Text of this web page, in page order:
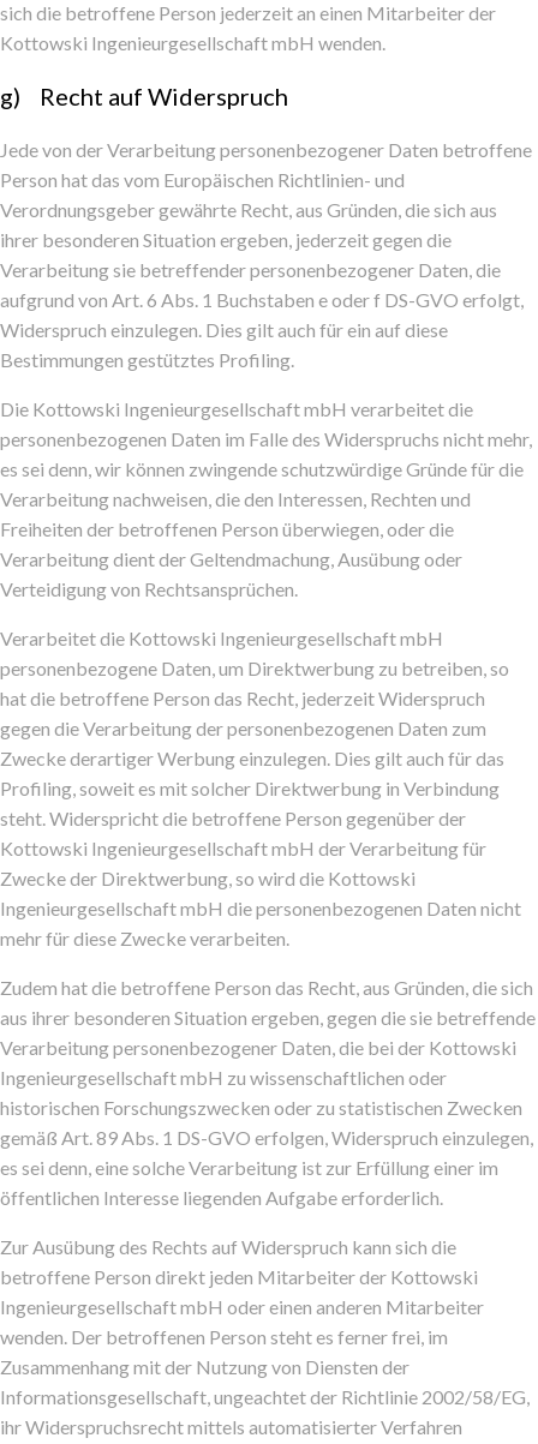
sich die betroffene Person jederzeit an einen Mitarbeiter der
Kottowski Ingenieurgesellschaft mbH wenden.
g) Recht auf Widerspruch
Jede von der Verarbeitung personenbezogener Daten betroffene
Person hat das vom Europäischen Richtlinien- und
Verordnungsgeber gewährte Recht, aus Gründen, die sich aus
ihrer besonderen Situation ergeben, jederzeit gegen die
Verarbeitung sie betreffender personenbezogener Daten, die
aufgrund von Art. 6 Abs. 1 Buchstaben e oder f DS-GVO erfolgt,
Widerspruch einzulegen. Dies gilt auch für ein auf diese
Bestimmungen gestütztes Profiling.
Die Kottowski Ingenieurgesellschaft mbH verarbeitet die
personenbezogenen Daten im Falle des Widerspruchs nicht mehr,
es sei denn, wir können zwingende schutzwürdige Gründe für die
Verarbeitung nachweisen, die den Interessen, Rechten und
Freiheiten der betroffenen Person überwiegen, oder die
Verarbeitung dient der Geltendmachung, Ausübung oder
Verteidigung von Rechtsansprüchen.
Verarbeitet die Kottowski Ingenieurgesellschaft mbH
personenbezogene Daten, um Direktwerbung zu betreiben, so
hat die betroffene Person das Recht, jederzeit Widerspruch
gegen die Verarbeitung der personenbezogenen Daten zum
Zwecke derartiger Werbung einzulegen. Dies gilt auch für das
Profiling, soweit es mit solcher Direktwerbung in Verbindung
steht. Widerspricht die betroffene Person gegenüber der
Kottowski Ingenieurgesellschaft mbH der Verarbeitung für
Zwecke der Direktwerbung, so wird die Kottowski
Ingenieurgesellschaft mbH die personenbezogenen Daten nicht
mehr für diese Zwecke verarbeiten.
Zudem hat die betroffene Person das Recht, aus Gründen, die sich
aus ihrer besonderen Situation ergeben, gegen die sie betreffende
Verarbeitung personenbezogener Daten, die bei der Kottowski
Ingenieurgesellschaft mbH zu wissenschaftlichen oder
historischen Forschungszwecken oder zu statistischen Zwecken
gemäß Art. 89 Abs. 1 DS-GVO erfolgen, Widerspruch einzulegen,
es sei denn, eine solche Verarbeitung ist zur Erfüllung einer im
öffentlichen Interesse liegenden Aufgabe erforderlich.
Zur Ausübung des Rechts auf Widerspruch kann sich die
betroffene Person direkt jeden Mitarbeiter der Kottowski
Ingenieurgesellschaft mbH oder einen anderen Mitarbeiter
wenden. Der betroffenen Person steht es ferner frei, im
Zusammenhang mit der Nutzung von Diensten der
Informationsgesellschaft, ungeachtet der Richtlinie 2002/58/EG,
ihr Widerspruchsrecht mittels automatisierter Verfahren